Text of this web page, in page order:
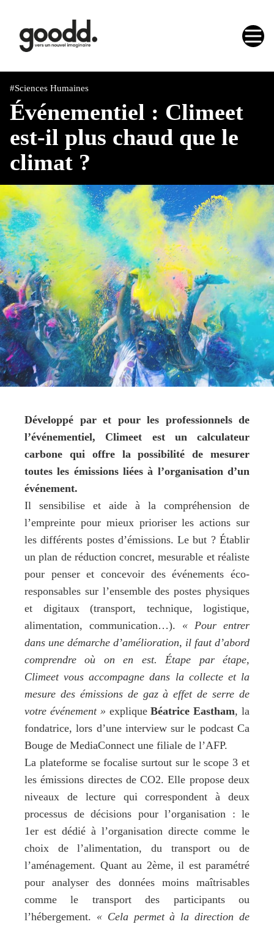
#Sciences Humaines
Événementiel : Climeet
est-il plus chaud que le
climat ?
Développé par et pour les professionnels de
l’événementiel, Climeet est un calculateur
carbone qui offre la possibilité de mesurer
toutes les émissions liées à l’organisation d’un
événement.
Il sensibilise et aide à la compréhension de
l’empreinte pour mieux prioriser les actions sur
les différents postes d’émissions. Le but ? Établir
un plan de réduction concret, mesurable et réaliste
pour penser et concevoir des événements éco-
responsables sur l’ensemble des postes physiques
et digitaux (transport, technique, logistique,
alimentation, communication…). « Pour entrer
dans une démarche d’amélioration, il faut d’abord
comprendre où on en est. Étape par étape,
Climeet vous accompagne dans la collecte et la
mesure des émissions de gaz à effet de serre de
votre événement » expliqueBéatrice Eastham, la
fondatrice, lors d’une interview sur le podcast Ca
Bouge de MediaConnect une filiale de l’AFP.
La plateforme se focalise surtout sur le scope 3 et
les émissions directes de CO2. Elle propose deux
niveaux de lecture qui correspondent à deux
processus de décisions pour l’organisation : le
1er est dédié à l’organisation directe comme le
choix de l’alimentation, du transport ou de
l’aménagement. Quant au 2ème, il est paramétré
pour analyser des données moins maîtrisables
comme le transport des participants ou
l’hébergement. « Cela permet à la direction de